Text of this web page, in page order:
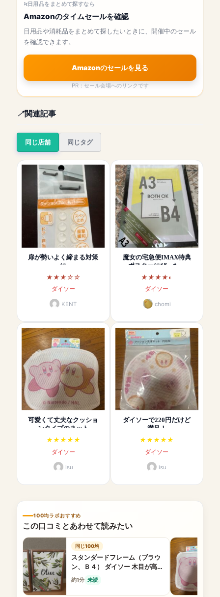
日用品をまとめて探すなら
Amazonのタイムセールを確認
日用品や消耗品をまとめて探したいときに、開催中のセール
を確認できます。
Amazonのセールを見る
PR：セール会場へのリンクです
関連記事
同じ店舗 同じタグ
扉が勢いよく締まる対策
に
ダイソー
KENT
魔女の宅急便IMAX特典
ポスターにぴった…
ダイソー
chomi
可愛くて丈夫なクッショ
ンタイプのネット
ダイソー
isu
ダイソーで220円だけど
満足！
ダイソー
isu
100均ラボおすすめ
この口コミとあわせて読みたい
同じ100均
スタンダードフレーム（ブラウ
ン、Ｂ４） ダイソー 木目が高見
え
約1分 未読